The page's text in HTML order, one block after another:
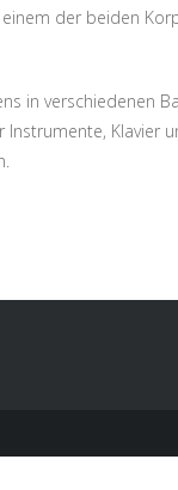
der beiden
in verschiedenen
Instrumente, Klavier